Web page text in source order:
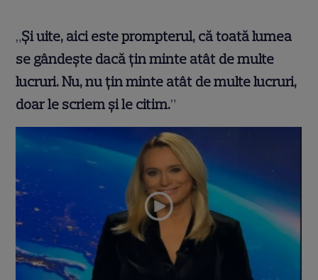
„Și uite, aici este prompterul, că toată lumea
se gândește dacă țin minte atât de multe
lucruri. Nu, nu țin minte atât de multe lucruri,
doar le scriem și le citim.”